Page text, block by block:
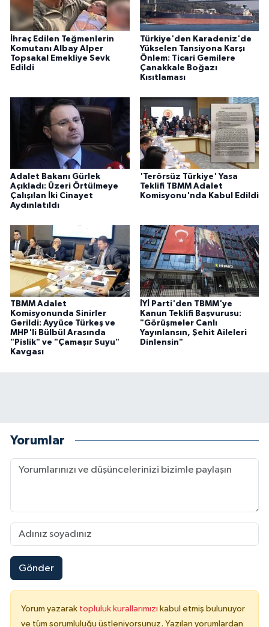
İhraç Edilen Teğmenlerin
Komutanı Albay Alper
Topsakal Emekliye Sevk
Edildi
Türkiye'den Karadeniz'de
Yükselen Tansiyona Karşı
Önlem: Ticari Gemilere
Çanakkale Boğazı
Kısıtlaması
Adalet Bakanı Gürlek
Açıkladı: Üzeri Örtülmeye
Çalışılan İki Cinayet
Aydınlatıldı
'Terörsüz Türkiye' Yasa
Teklifi TBMM Adalet
Komisyonu'nda Kabul Edildi
TBMM Adalet
Komisyonunda Sinirler
Gerildi: Ayyüce Türkeş ve
MHP'li Bülbül Arasında
"Pislik" ve "Çamaşır Suyu"
Kavgası
İYİ Parti'den TBMM'ye
Kanun Teklifi Başvurusu:
"Görüşmeler Canlı
Yayınlansın, Şehit Aileleri
Dinlensin"
Yorumlar
Gönder
Yorum yazarak topluluk kurallarımızı kabul etmiş bulunuyor
ve tüm sorumluluğu üstleniyorsunuz. Yazılan yorumlardan